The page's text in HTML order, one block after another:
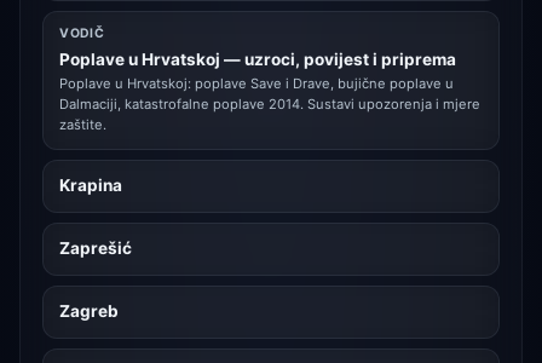
VODIČ
Poplave u Hrvatskoj — uzroci, povijest i priprema
Poplave u Hrvatskoj: poplave Save i Drave, bujične poplave u
Dalmaciji, katastrofalne poplave 2014. Sustavi upozorenja i mjere
zaštite.
Krapina
Zaprešić
Zagreb